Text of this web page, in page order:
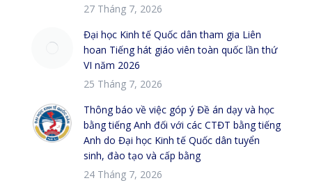
27 Tháng 7, 2026
Đại học Kinh tế Quốc dân tham gia Liên
hoan Tiếng hát giáo viên toàn quốc lần thứ
VI năm 2026
25 Tháng 7, 2026
Thông báo về việc góp ý Đề án dạy và học
bằng tiếng Anh đối với các CTĐT bằng tiếng
Anh do Đại học Kinh tế Quốc dân tuyển
sinh, đào tạo và cấp bằng
24 Tháng 7, 2026